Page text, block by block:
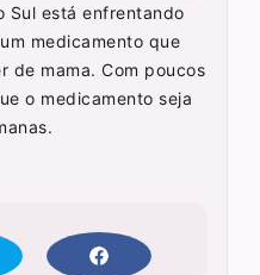
Sul está enfrentando
medicamento que
de mama. Com poucos
o medicamento seja